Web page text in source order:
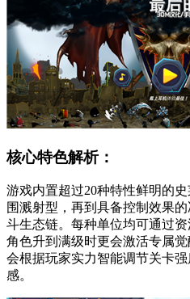
核心特色解析：
游戏内置超过20种特性鲜明的
围溅射型，再到具备控制效果
斗生态链。每种单位均可通过
角色升到满级时更会激活专属
会根据玩家实力智能调节关卡
感。